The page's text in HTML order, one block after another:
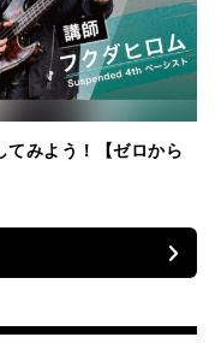
みよう！【ゼロから